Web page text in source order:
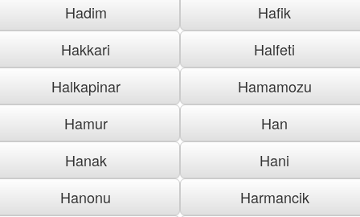
Hadim
Hafik
Hakkari
Halfeti
Halkapinar
Hamamozu
Hamur
Han
Hanak
Hani
Hanonu
Harmancik